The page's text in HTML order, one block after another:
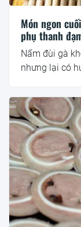
Món ngon
phụ thanh
Nấm đùi gà
nhưng lại có